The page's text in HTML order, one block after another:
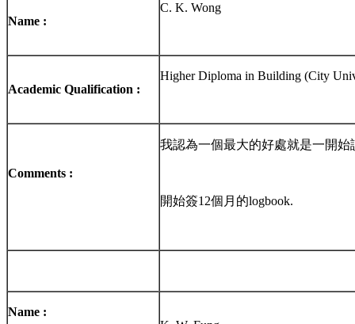
Name :
C. K. Wong
Academic Qualification :
Higher Diploma in Building (City
Comments :
我認為一個最大的好處就是一開始
開始簽12個月的logbook.
Name :